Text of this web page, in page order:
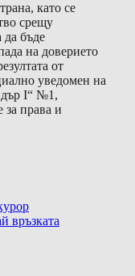
като се
срещу
бъде
на доверието
от
уведомен на
I“ №1,
права и
връзката